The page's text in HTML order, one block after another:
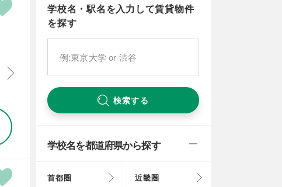
学校名・駅名を入力して賃貸物件
を探す
検索する
学校名を都道府県から探す
首都圏 近畿圏